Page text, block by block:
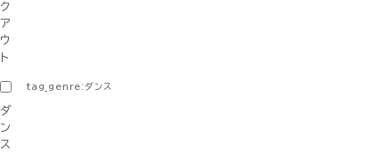
ク
ア
ウ
ト
tag_genre:ダンス
ダ
ン
ス